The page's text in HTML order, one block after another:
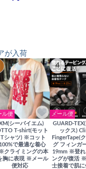
が入荷
ル便
シーバイエム)
T-shirt(モット
Tシャツ) ※コット
で最適な着心
クライミングの本
胸に表現 ※メール
便対応
4
メール便
GUARD-
ックス)
FingerTape(
グ フィンガ
19mm ※登れ
ングが復活
士接着で肌